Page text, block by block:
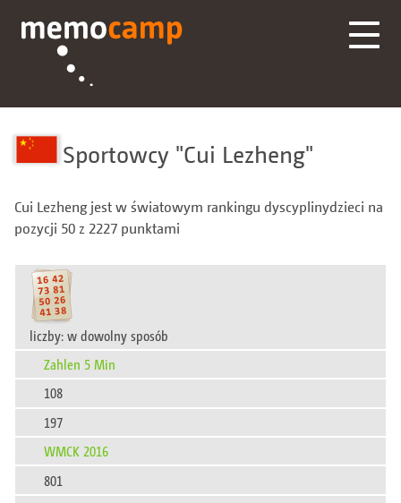
Sportowcy Cui Lezheng
Cui Lezheng jest w światowym rankingu dyscyplinydzieci na
pozycji 50 z 2227 punktami
liczby: w dowolny sposób
Zahlen 5 Min
108
197
WMCK 2016
801